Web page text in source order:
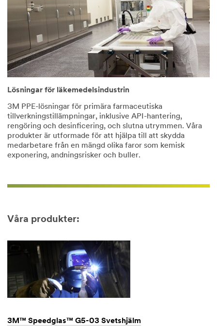
Lösningar för läkemedelsindustrin
3M PPE-lösningar för primära farmaceutiska
tillverkningstillämpningar, inklusive API-hantering,
rengöring och desinficering, och slutna utrymmen. Våra
produkter är utformade för att hjälpa till att skydda
medarbetare från en mängd olika faror som kemisk
exponering, andningsrisker och buller.
Våra produkter:
3M™ Speedglas™ G5-03 Svetshjälm